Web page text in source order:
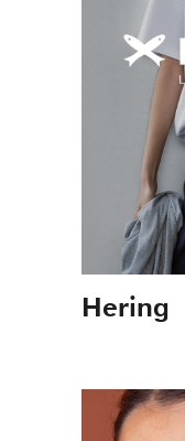
Hering